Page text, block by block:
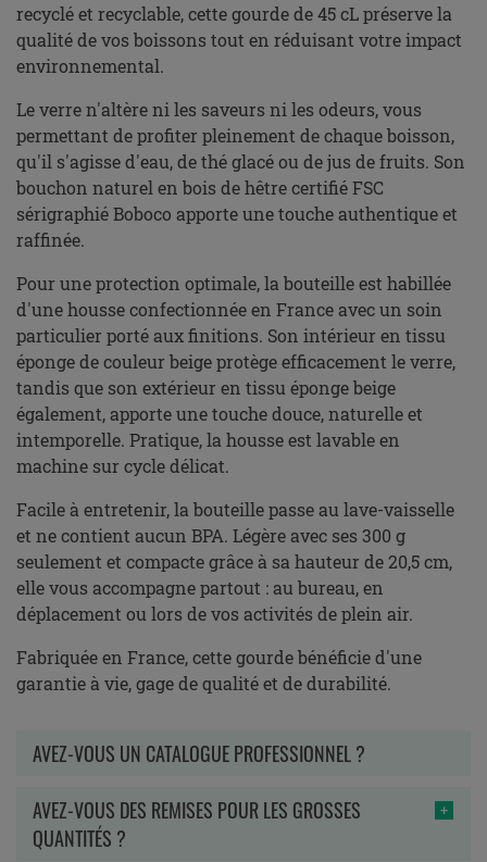
recyclé et recyclable, cette gourde de 45 cL préserve la
qualité de vos boissons tout en réduisant votre impact
environnemental.
Le verre n'altère ni les saveurs ni les odeurs, vous
permettant de profiter pleinement de chaque boisson,
qu'il s'agisse d'eau, de thé glacé ou de jus de fruits. Son
bouchon naturel en bois de hêtre certifié FSC
sérigraphié Boboco apporte une touche authentique et
raffinée.
Pour une protection optimale, la bouteille est habillée
d'une housse confectionnée en France avec un soin
particulier porté aux finitions. Son intérieur en tissu
éponge de couleur beige protège efficacement le verre,
tandis que son extérieur en tissu éponge beige
également, apporte une touche douce, naturelle et
intemporelle. Pratique, la housse est lavable en
machine sur cycle délicat.
Facile à entretenir, la bouteille passe au lave-vaisselle
et ne contient aucun BPA. Légère avec ses 300 g
seulement et compacte grâce à sa hauteur de 20,5 cm,
elle vous accompagne partout : au bureau, en
déplacement ou lors de vos activités de plein air.
Fabriquée en France, cette gourde bénéficie d'une
garantie à vie, gage de qualité et de durabilité.
AVEZ-VOUS UN CATALOGUE PROFESSIONNEL ?
AVEZ-VOUS DES REMISES POUR LES GROSSES
QUANTITÉS ?